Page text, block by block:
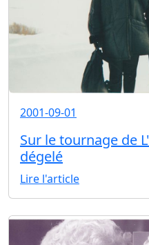
2001-09-01
Sur le tournage de
dégelé
Lire l'article